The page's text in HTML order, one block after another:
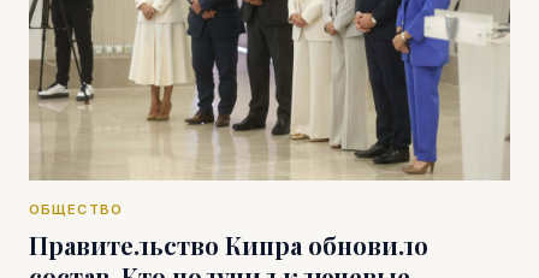
ОБЩЕСТВО
Правительство Кипра обновило